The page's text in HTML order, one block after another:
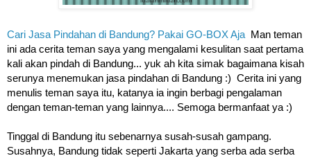
Cari Jasa Pindahan di Bandung? Pakai GO-BOX Aja Man teman
ini ada cerita teman saya yang mengalami kesulitan saat pertama
kali akan pindah di Bandung... yuk ah kita simak bagaimana kisah
serunya menemukan jasa pindahan di Bandung :) Cerita ini yang
menulis teman saya itu, katanya ia ingin berbagi pengalaman
dengan teman-teman yang lainnya.... Semoga bermanfaat ya :)
Tinggal di Bandung itu sebenarnya susah-susah gampang.
Susahnya, Bandung tidak seperti Jakarta yang serba ada serba